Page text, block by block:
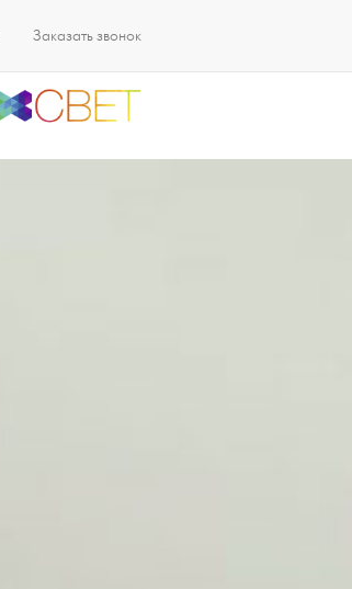
Заказать звонок